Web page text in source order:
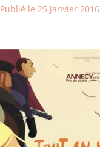
Publié le 25 janvier 2016